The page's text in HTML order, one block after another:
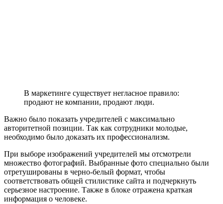
В маркетинге существует негласное правило:
продают не компании, продают люди.
Важно было показать учредителей с максимально
авторитетной позиции. Так как сотрудники молодые,
необходимо было доказать их профессионализм.
При выборе изображений учредителей мы отсмотрели
множество фотографий. Выбранные фото специально были
отретушированы в черно-белый формат, чтобы
соответствовать общей стилистике сайта и подчеркнуть
серьезное настроение. Также в блоке отражена краткая
информация о человеке.